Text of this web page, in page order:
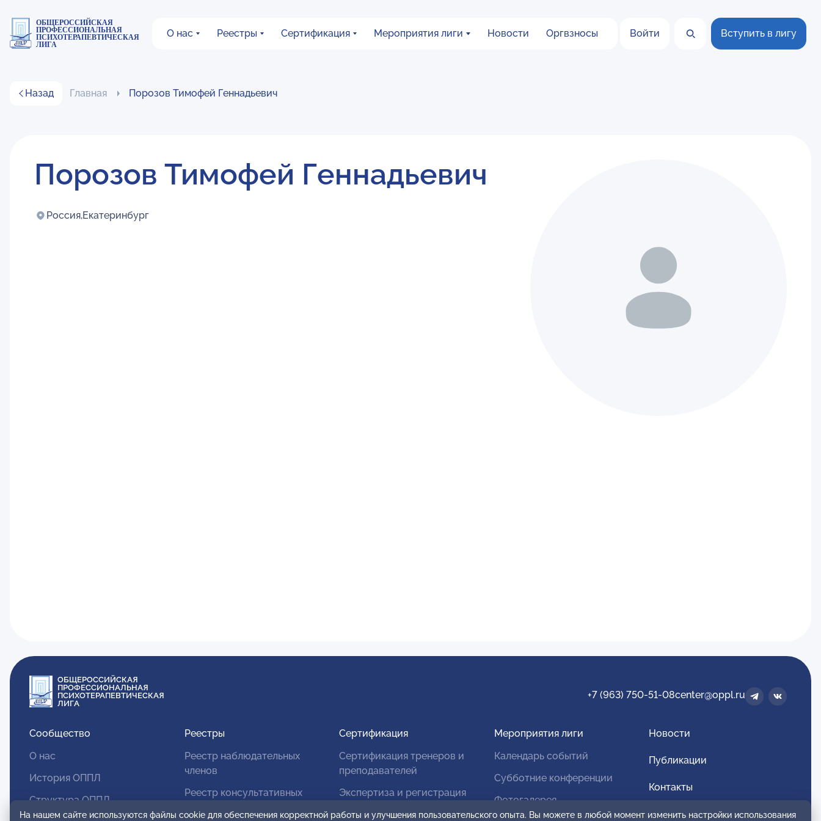
ОБЩЕРОССИЙСКАЯ
ПРОФЕССИОНАЛЬНАЯ
ПСИХОТЕРАПЕВТИЧЕСКАЯ
ЛИГА
О нас Реестры Сертификация Мероприятия лиги Новости Оргвзносы Войти Вступить в лигу
Назад Главная Порозов Тимофей Геннадьевич
Порозов Тимофей Геннадьевич
Россия,Екатеринбург
ОБЩЕРОССИЙСКАЯ
ПРОФЕССИОНАЛЬНАЯ
ПСИХОТЕРАПЕВТИЧЕСКАЯ
ЛИГА
+7 (963) 750-51-08center@oppl.ru
Сообщество
О нас
История ОППЛ
Структура ОППЛ
Реестры
Реестр наблюдательных
членов
Реестр консультативных
Сертификация
Сертификация тренеров и
преподавателей
Экспертиза и регистрация
Мероприятия лиги
Календарь событий
Субботние конференции
Фотогалерея
Новости
Публикации
Контакты
Для спонсоров и партнеров
На нашем сайте используются файлы cookie для обеспечения корректной работы и улучшения пользовательского опыта. Вы можете в любой момент изменить настройки использования